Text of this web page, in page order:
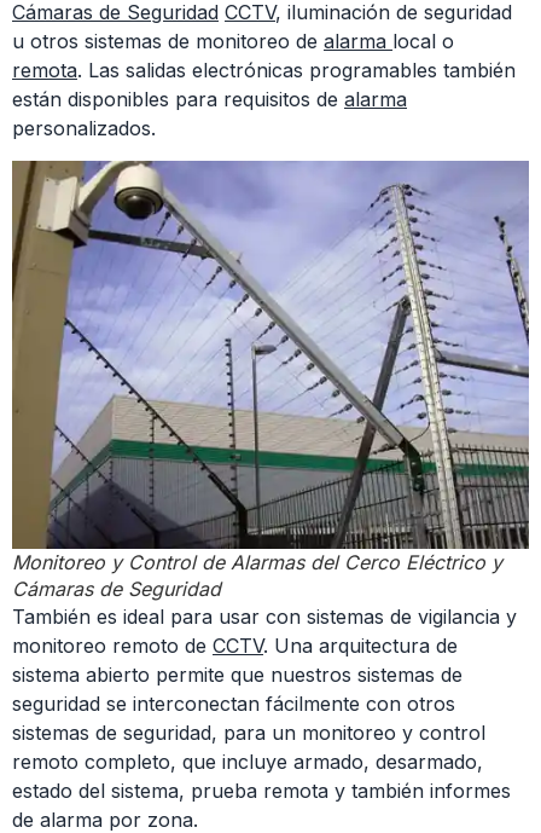
Cámaras de Seguridad CCTV, iluminación de seguridad
u otros sistemas de monitoreo de alarma local o
remota. Las salidas electrónicas programables también
están disponibles para requisitos de alarma
personalizados.
Monitoreo y Control de Alarmas del Cerco Eléctrico y
Cámaras de Seguridad
También es ideal para usar con sistemas de vigilancia y
monitoreo remoto de CCTV. Una arquitectura de
sistema abierto permite que nuestros sistemas de
seguridad se interconectan fácilmente con otros
sistemas de seguridad, para un monitoreo y control
remoto completo, que incluye armado, desarmado,
estado del sistema, prueba remota y también informes
de alarma por zona.